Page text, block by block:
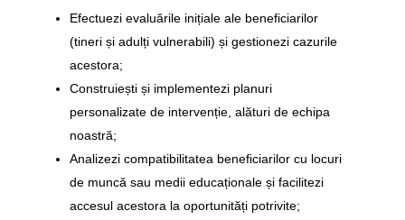
Efectuezi evaluările inițiale ale beneficiarilor
(tineri și adulți vulnerabili) și gestionezi cazurile
acestora;
Construiești și implementezi planuri
personalizate de intervenție, alături de echipa
noastră;
Analizezi compatibilitatea beneficiarilor cu locuri
de muncă sau medii educaționale și facilitezi
accesul acestora la oportunități potrivite;